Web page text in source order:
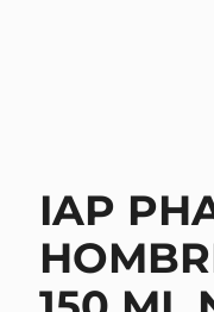
IAP